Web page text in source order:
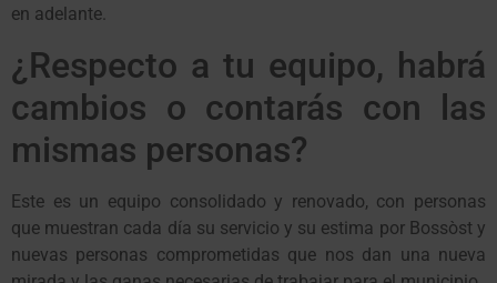
en adelante.
¿Respecto a tu equipo, habrá
cambios o contarás con las
mismas personas?
Este es un equipo consolidado y renovado, con personas
que muestran cada día su servicio y su estima por Bossòst y
nuevas personas comprometidas que nos dan una nueva